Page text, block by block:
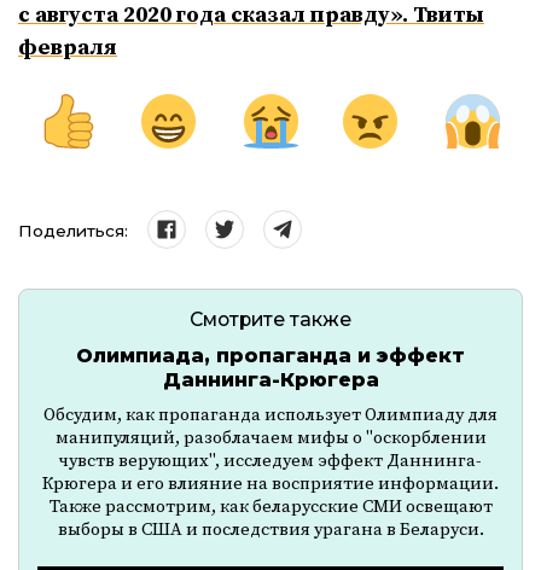
с августа 2020 года сказал правду». Твиты
февраля
Поделиться:
Смотрите также
Олимпиада, пропаганда и эффект
Даннинга-Крюгера
Обсудим, как пропаганда использует Олимпиаду для
манипуляций, разоблачаем мифы о "оскорблении
чувств верующих", исследуем эффект Даннинга-
Крюгера и его влияние на восприятие информации.
Также рассмотрим, как беларусские СМИ освещают
выборы в США и последствия урагана в Беларуси.